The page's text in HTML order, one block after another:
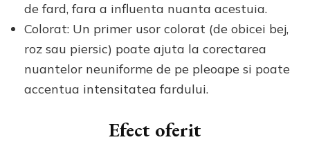
de fard, fara a influenta nuanta acestuia.
Colorat: Un primer usor colorat (de obicei bej,
roz sau piersic) poate ajuta la corectarea
nuantelor neuniforme de pe pleoape si poate
accentua intensitatea fardului.
Efect oferit